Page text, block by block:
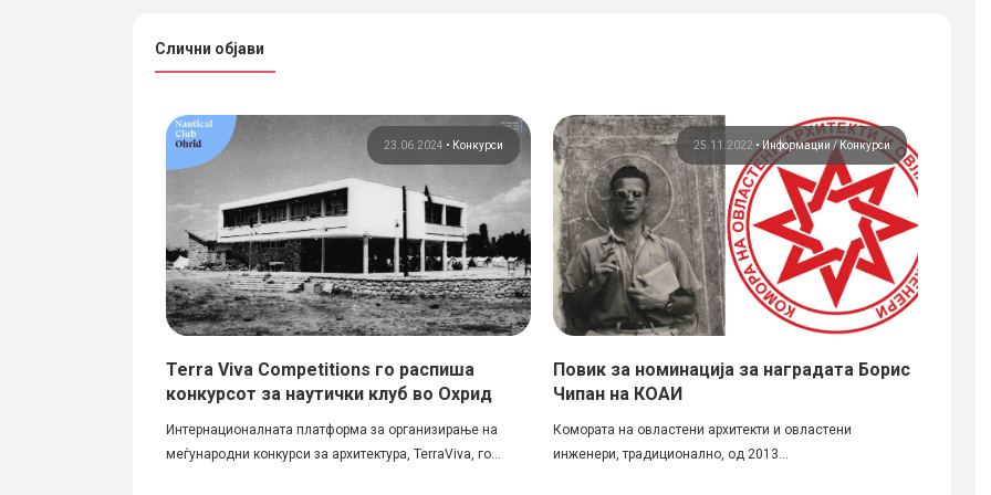
Слични објави
23.06.2024 • Конкурси
Terra Viva Competitions го распиша
конкурсот за наутички клуб во Охрид
Интернационалната платформа за организирање на
меѓународни конкурси за архитектура, TerraViva, го...
25.11.2022 •Информации Конкурси
Повик за номинација за наградата Борис
Чипан на КОАИ
Комората на овластени архитекти и овластени
инженери, традиционално, од 2013...
12:00